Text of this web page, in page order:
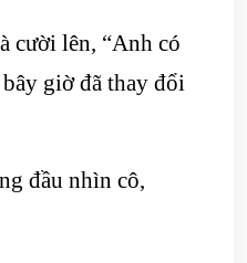
cười lên, “Anh có
giờ đã thay đổi
đầu nhìn cô,